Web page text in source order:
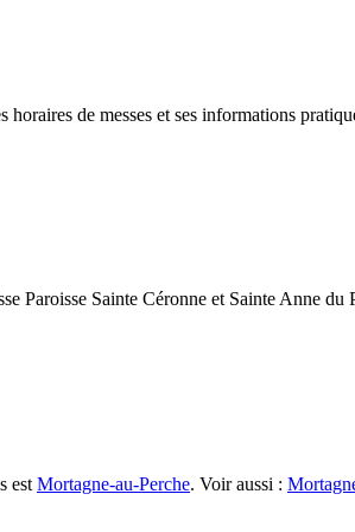
de messes et ses informations
Paroisse Sainte Céronne et Sainte Anne du
est Mortagne-au-Perche. Voir aussi :